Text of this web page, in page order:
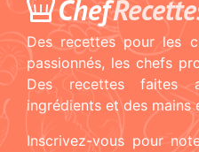
Chef
Des recettes pour les
passionnés, les chefs
Des recettes faites
ingrédients et des mains
Inscrivez-vous pour